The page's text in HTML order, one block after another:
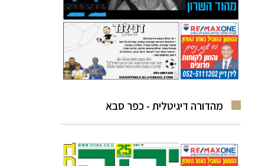
מהדורה דיגיטלית - כפר סבא